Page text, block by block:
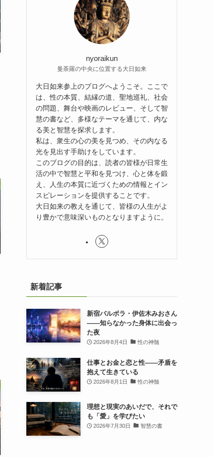
nyoraikun
曼荼羅の中央に位置する大日如来
大日如来参上のブログへようこそ。ここで
は、性の本質、結縁の道、聖地巡礼、社会
の問題、舞台や映画のレビュー、そして智
慧の書など、多様なテーマを通じて、内な
る美と智慧を探求します。
私は、衆生の心の美を見つめ、その内なる
光を見出す手助けをしています。
このブログの目的は、読者の皆様が日常生
活の中で智慧と平和を見つけ、心と体を鍛
え、人生の本質に近づくための情報とイン
スピレーションを提供することです。
大日如来の教えを通じて、皆様の人生がよ
り豊かで意味深いものとなりますように。
新着記事
新宿バルボラ・伊佐木みおさん
――知らなかった身体に出会っ
た夜
2026年8月4日 性の神髄
仕事とお金と恋と性——矛盾を
抱えて生きている
2026年8月1日 性の神髄
理想と現実のあいだで、それで
も「愛」を学びたい
2026年7月30日 智慧の書